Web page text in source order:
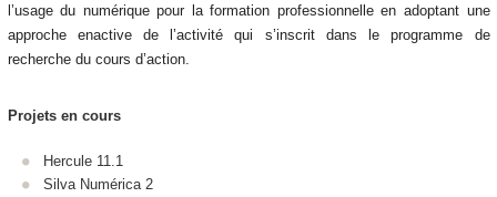
l’usage du numérique pour la formation professionnelle en adoptant une
approche enactive de l’activité qui s’inscrit dans le programme de
recherche du cours d’action.
Projets en cours
Hercule 11.1
Silva Numérica 2